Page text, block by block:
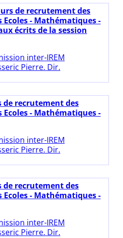
de recrutement des
Ecoles - Mathématiques -
écrits de la session
inter-IREM
Pierre. Dir.
de recrutement des
Ecoles - Mathématiques -
inter-IREM
Pierre. Dir.
de recrutement des
Ecoles - Mathématiques -
inter-IREM
Pierre. Dir.